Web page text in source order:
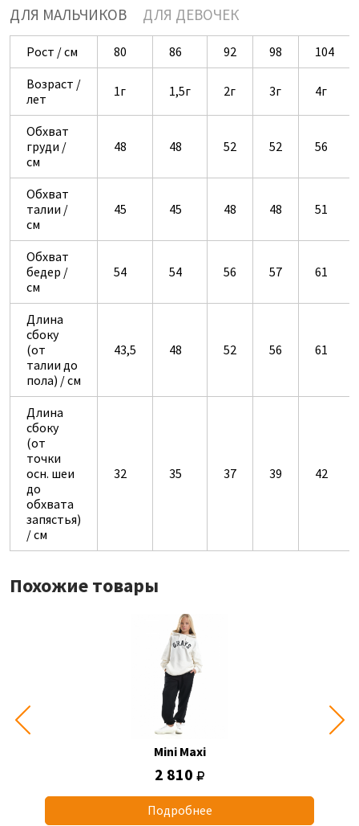
ДЛЯ МАЛЬЧИКОВ ДЛЯ ДЕВОЧЕК
Рост / см 80 86 92 98
104
Возраст /
лет
1г 1,5г 2г 3г 4г
Обхват
груди /
см
48 48 52 52 56
Обхват
талии /
см
45 45 48 48 51
Обхват
бедер /
см
54 54 56 57 61
Длина
сбоку
(от
талии до
пола) / см
43,5 48 52 56 61
Длина
сбоку
(от
точки
осн. шеи
до
обхвата
запястья)
/ см
32 35 37 39 42
Похожие товары
Mini Maxi
2 810
Подробнее